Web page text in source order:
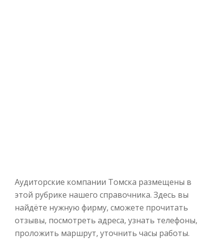
Аудиторские компании Томска размещены в
этой рубрике нашего справочника. Здесь вы
найдёте нужную фирму, сможете прочитать
отзывы, посмотреть адреса, узнать телефоны,
проложить маршрут, уточнить часы работы.